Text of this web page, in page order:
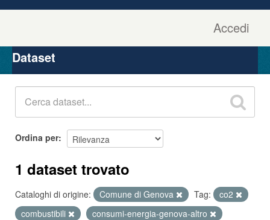
Accedi
Organizzazioni
Gruppi
Dataset
Ordina per
1 dataset trovato
Cataloghi di origine: Comune di Genova Tag:
co2
combustibili
consumi-energia-genova-altro